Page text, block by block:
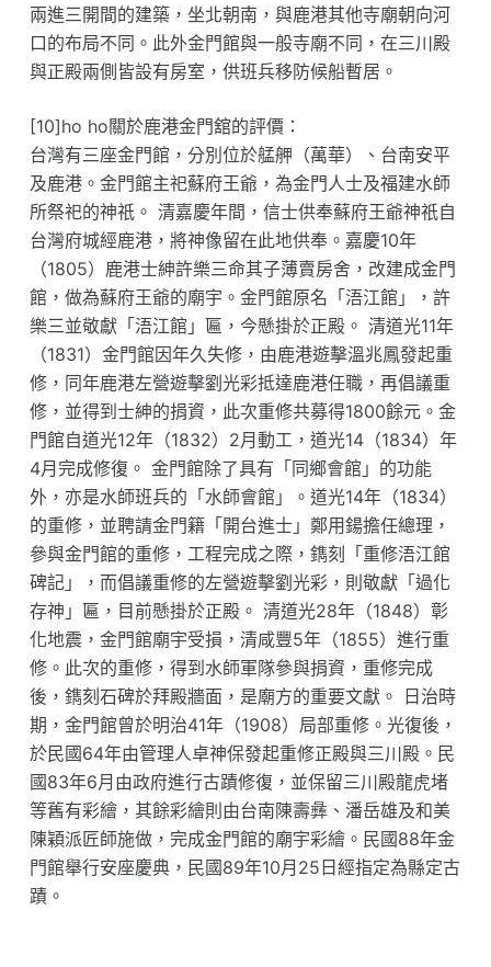
兩進三開間的建築，坐北朝南，與鹿港其他寺廟朝向河
口的布局不同。此外金門館與一般寺廟不同，在三川殿
與正殿兩側皆設有房室，供班兵移防候船暫居。
[10]ho ho關於鹿港金門舘的評價：
台灣有三座金門館，分別位於艋舺（萬華）、台南安平
及鹿港。金門館主祀蘇府王爺，為金門人士及福建水師
所祭祀的神祇。 清嘉慶年間，信士供奉蘇府王爺神祇自
台灣府城經鹿港，將神像留在此地供奉。嘉慶10年
（1805）鹿港士紳許樂三命其子薄賣房舍，改建成金門
館，做為蘇府王爺的廟宇。金門館原名「浯江館」，許
樂三並敬獻「浯江館」匾，今懸掛於正殿。 清道光11年
（1831）金門館因年久失修，由鹿港遊擊溫兆鳳發起重
修，同年鹿港左營遊擊劉光彩抵達鹿港任職，再倡議重
修，並得到士紳的捐資，此次重修共募得1800餘元。金
門館自道光12年（1832）2月動工，道光14（1834）年
4月完成修復。 金門館除了具有「同鄉會館」的功能
外，亦是水師班兵的「水師會館」。道光14年（1834）
的重修，並聘請金門籍「開台進士」鄭用鍚擔任總理，
參與金門館的重修，工程完成之際，鐫刻「重修浯江館
碑記」，而倡議重修的左營遊擊劉光彩，則敬獻「過化
存神」匾，目前懸掛於正殿。 清道光28年（1848）彰
化地震，金門館廟宇受損，清咸豐5年（1855）進行重
修。此次的重修，得到水師軍隊參與捐資，重修完成
後，鐫刻石碑於拜殿牆面，是廟方的重要文獻。 日治時
期，金門館曾於明治41年（1908）局部重修。光復後，
於民國64年由管理人卓神保發起重修正殿與三川殿。民
國83年6月由政府進行古蹟修復，並保留三川殿龍虎堵
等舊有彩繪，其餘彩繪則由台南陳壽彝、潘岳雄及和美
陳穎派匠師施做，完成金門館的廟宇彩繪。民國88年金
門館舉行安座慶典，民國89年10月25日經指定為縣定古
蹟。